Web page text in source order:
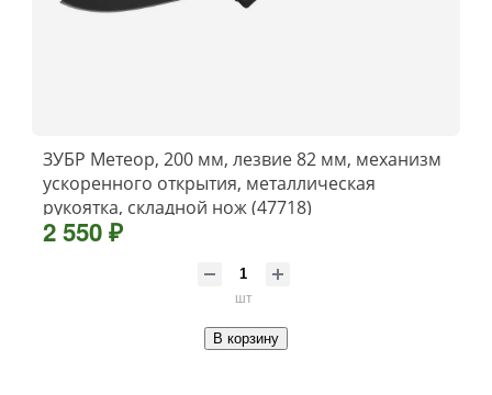
ЗУБР Метеор, 200 мм, лезвие 82 мм, механизм
ускоренного открытия, металлическая
рукоятка, складной нож (47718)
2 550 ₽
шт
В корзину